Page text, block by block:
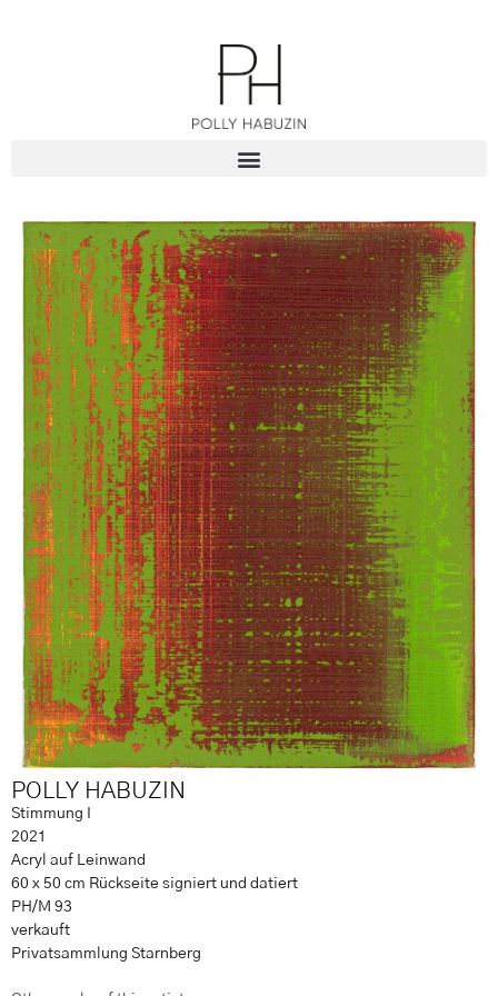
POLLY HABUZIN
Stimmung I
2021
Acryl auf Leinwand
60 x 50 cm Rückseite signiert und datiert
PH/M 93
verkauft
Privatsammlung Starnberg